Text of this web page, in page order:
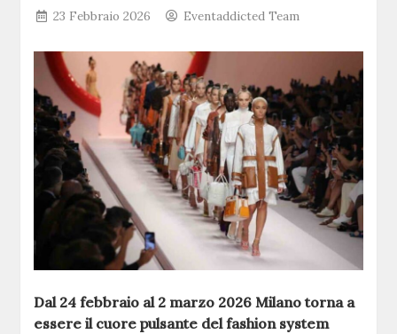
23 Febbraio 2026 Eventaddicted Team
Dal 24 febbraio al 2 marzo 2026 Milano torna a
essere il cuore pulsante del fashion system